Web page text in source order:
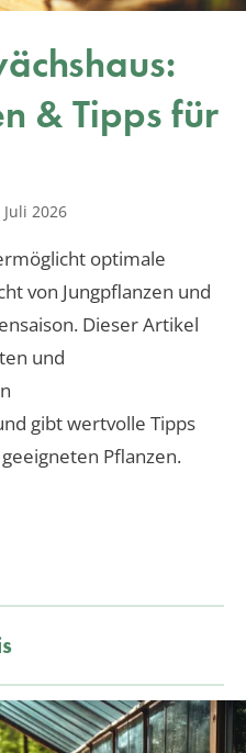
& Tipps für
Juli 2026
optimale
von Jungpflanzen und
Dieser Artikel
und
gibt wertvolle Tipps
Pflanzen.